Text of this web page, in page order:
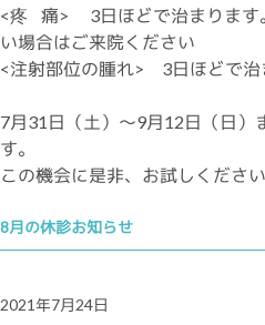
<疼 痛> 3日ほどで治まります
い場合はご来院ください
<注射部位の腫れ> 3日ほどで治
7月31日（土）～9月12日（日）
す。
この機会に是非、お試しください
8月の休診お知らせ
2021年7月24日